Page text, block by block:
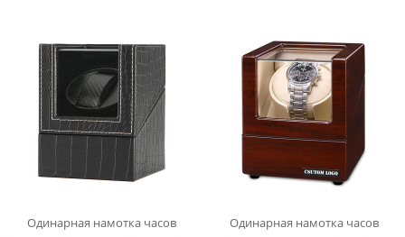
Одинарная намотка часов Одинарная намотка часов